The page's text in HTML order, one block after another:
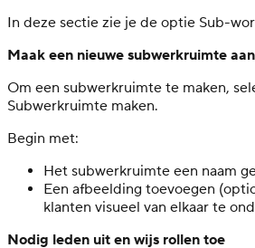
In deze sectie zie je de optie Sub-
Maak een nieuwe subwerkruimte aan
Om een subwerkruimte te maken,
Subwerkruimte maken.
Begin met:
Het subwerkruimte een naam
Een afbeelding toevoegen
klanten visueel van elkaar te
Nodig leden uit en wijs rollen toe